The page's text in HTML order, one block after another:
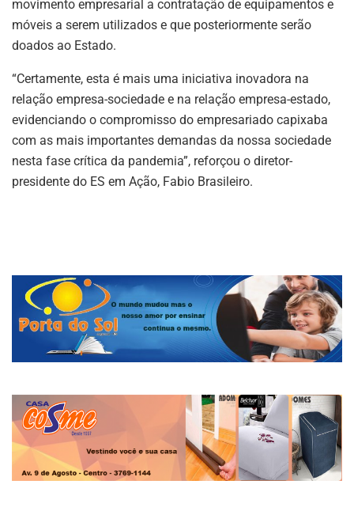
movimento empresarial a contratação de equipamentos e
móveis a serem utilizados e que posteriormente serão
doados ao Estado.
“Certamente, esta é mais uma iniciativa inovadora na
relação empresa-sociedade e na relação empresa-estado,
evidenciando o compromisso do empresariado capixaba
com as mais importantes demandas da nossa sociedade
nesta fase crítica da pandemia”, reforçou o diretor-
presidente do ES em Ação, Fabio Brasileiro.